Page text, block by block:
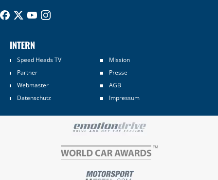
INTERN
Speed Heads TV
Mission
Partner
Presse
Webmaster
AGB
Datenschutz
Impressum